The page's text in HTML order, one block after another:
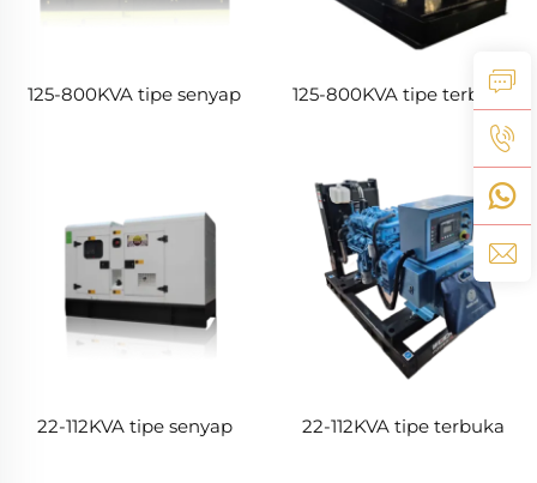
125-800KVA tipe senyap 125-800KVA tipe terbuka
22-112KVA tipe senyap 22-112KVA tipe terbuka